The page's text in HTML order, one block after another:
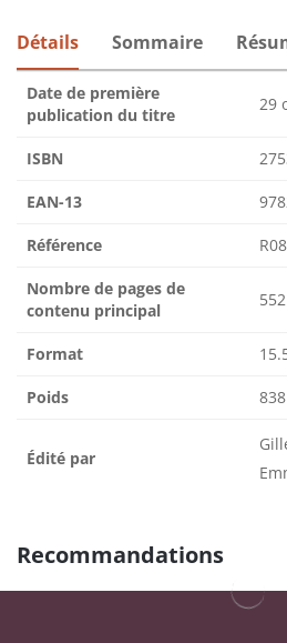
Détails Sommaire
Date de première
publication du titre
29
ISBN
EAN-13
Référence
Nombre de pages de
contenu principal
552
Format
Poids
Édité par
Recommandations